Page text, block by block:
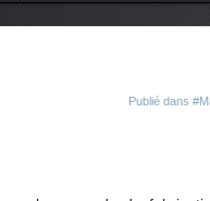
Publié dans